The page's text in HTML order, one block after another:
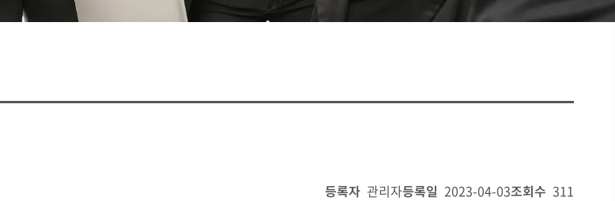
등록자 관리자등록일 2023-04-03조회수 311